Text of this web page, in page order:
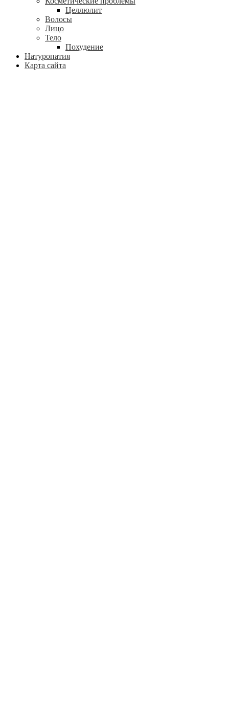
Целлюлит
Волосы
Лицо
Тело
Похудение
Натуропатия
Карта сайта